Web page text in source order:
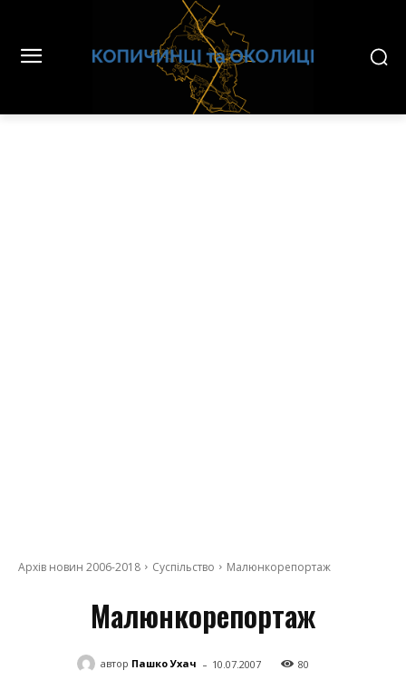
Архів новин 2006-2018 Суспільство Малюнкорепортаж
Малюнкорепортаж
автор Пашко Ухач - 10.07.2007 80